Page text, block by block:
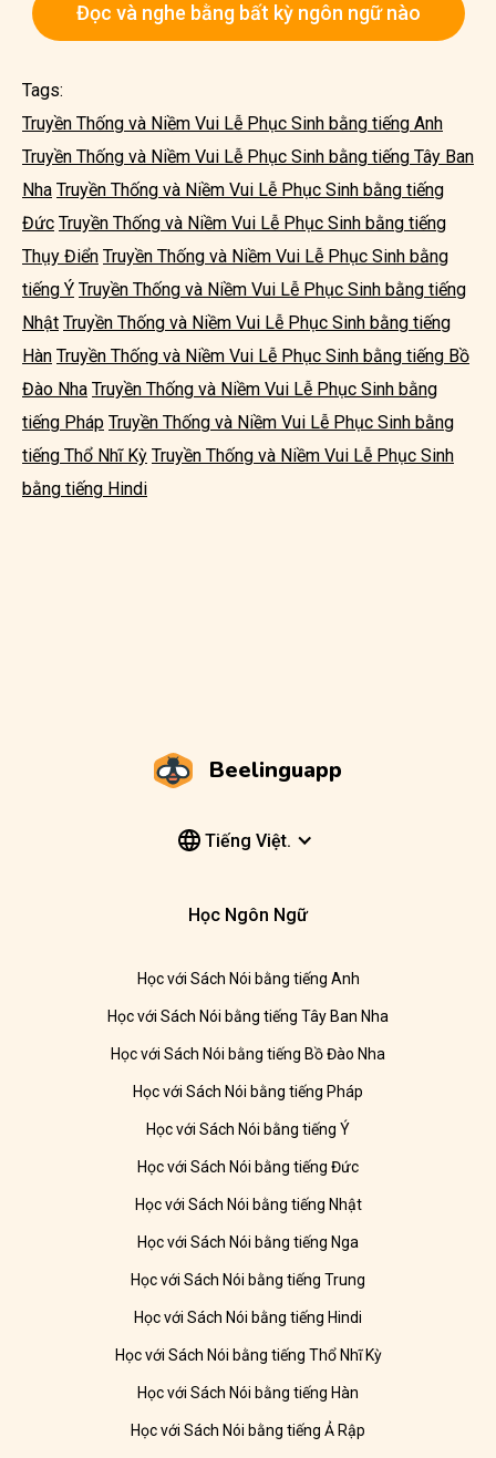
Đọc và nghe bằng bất kỳ ngôn ngữ nào
Tags:
Truyền Thống và Niềm Vui Lễ Phục Sinh bằng tiếng Anh
Truyền Thống và Niềm Vui Lễ Phục Sinh bằng tiếng Tây Ban
Nha Truyền Thống và Niềm Vui Lễ Phục Sinh bằng tiếng
Đức Truyền Thống và Niềm Vui Lễ Phục Sinh bằng tiếng
Thụy Điển Truyền Thống và Niềm Vui Lễ Phục Sinh bằng
tiếng Ý Truyền Thống và Niềm Vui Lễ Phục Sinh bằng tiếng
Nhật Truyền Thống và Niềm Vui Lễ Phục Sinh bằng tiếng
Hàn Truyền Thống và Niềm Vui Lễ Phục Sinh bằng tiếng Bồ
Đào Nha Truyền Thống và Niềm Vui Lễ Phục Sinh bằng
tiếng Pháp Truyền Thống và Niềm Vui Lễ Phục Sinh bằng
tiếng Thổ Nhĩ Kỳ Truyền Thống và Niềm Vui Lễ Phục Sinh
bằng tiếng Hindi
Beelinguapp
Tiếng Việt.
Học Ngôn Ngữ
Học với Sách Nói bằng tiếng Anh
Học với Sách Nói bằng tiếng Tây Ban Nha
Học với Sách Nói bằng tiếng Bồ Đào Nha
Học với Sách Nói bằng tiếng Pháp
Học với Sách Nói bằng tiếng Ý
Học với Sách Nói bằng tiếng Đức
Học với Sách Nói bằng tiếng Nhật
Học với Sách Nói bằng tiếng Nga
Học với Sách Nói bằng tiếng Trung
Học với Sách Nói bằng tiếng Hindi
Học với Sách Nói bằng tiếng Thổ Nhĩ Kỳ
Học với Sách Nói bằng tiếng Hàn
Học với Sách Nói bằng tiếng Ả Rập